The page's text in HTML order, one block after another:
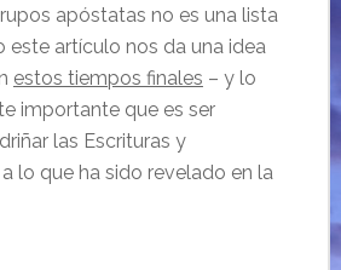
apóstatas no es una lista
este artículo nos da una idea
estos tiempos finales – y lo
importante que es ser
las Escrituras y
lo que ha sido revelado en la